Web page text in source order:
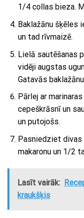
1/4 collas bieza.
Baklažānu šķēles
un tad rīvmaizē.
Lielā sautēšanas
vidēji augstas
Gatavās
Pārlej ar
cepeškrāsnī un
un putojošs.
Pasniedziet
makaronu un 1/2
Lasīt vairāk:
kraukšķis